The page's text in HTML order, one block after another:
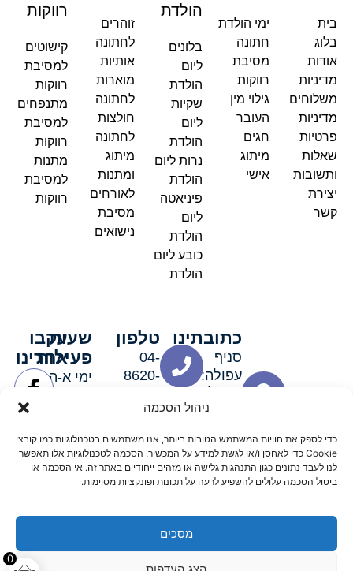
ניהול הסכמה
כדי לספק את חוויות המשתמש הטובות ביותר, אנו משתמשים בטכנולוגיות כמו קובצי
Cookie כדי לאחסן ו/או לגשת למידע על המכשיר. הסכמה לטכנולוגיות אלו תאפשר
לנו לעבד נתונים כגון התנהגות גלישה או מזהים ייחודיים באתר זה. אי הסכמה או
ביטול הסכמה עלולים להשפיע לרעה על תכונות ופונקציות מסוימות.
מסכים
0
בית
בלוג
אודות
מדיניות
משלוחים
מדיניות
פרטיות
שאלות
ותשובות
יצירת
קשר
ימי הולדת
חתונה
מסיבת
רווקות
גילוי מין
העובר
חגים
מיתוג
אישי
הולדת
בלונים
ליום
הולדת
שקיות
ליום
הולדת
נרות ליום
הולדת
פיניאטה
ליום
הולדת
כובע ליום
הולדת
זוהרים
לחתונה
אותיות
מוארות
לחתונה
חולצות
לחתונה
מיתוג
ומתנות
לאורחים
מסיבת
נישואים
רווקות
קישוטים
למסיבת
רווקות
מתנפחים
למסיבת
רווקות
מתנות
למסיבת
רווקות
כתובתינו
סניף
עפולה:
סניף מגדל
האלה 19
טלפון
04-
8620-
שעות
פעילות
ימי א-ה:
ימי שישי
וערבי חג:
8:30-
15:00
עקבו
אחרינו